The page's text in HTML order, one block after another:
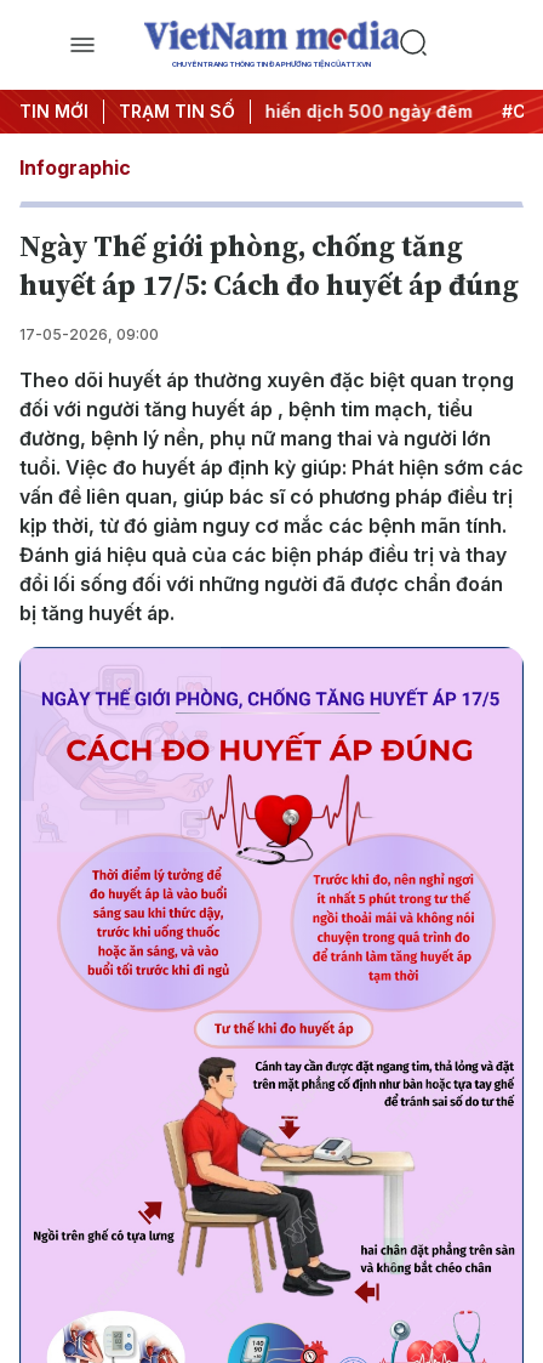
CHUYÊN TRANG THÔNG TIN ĐA PHƯƠNG TIỆN CỦA TTXVN
TIN MỚI TRẠM TIN SỐ
hành động #Chiến dịch 500 ngày đêm #Chống khai
Infographic
Ngày Thế giới phòng, chống tăng
huyết áp 17/5: Cách đo huyết áp đúng
17-05-2026, 09:00
Theo dõi huyết áp thường xuyên đặc biệt quan trọng
đối với người tăng huyết áp , bệnh tim mạch, tiểu
đường, bệnh lý nền, phụ nữ mang thai và người lớn
tuổi. Việc đo huyết áp định kỳ giúp: Phát hiện sớm các
vấn đề liên quan, giúp bác sĩ có phương pháp điều trị
kịp thời, từ đó giảm nguy cơ mắc các bệnh mãn tính.
Đánh giá hiệu quả của các biện pháp điều trị và thay
đổi lối sống đối với những người đã được chẩn đoán
bị tăng huyết áp.